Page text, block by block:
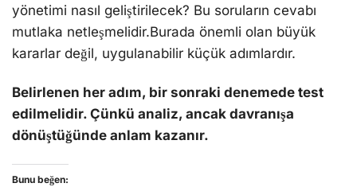
yönetimi nasıl geliştirilecek? Bu soruların cevabı
mutlaka netleşmelidir.Burada önemli olan büyük
kararlar değil, uygulanabilir küçük adımlardır.
Belirlenen her adım, bir sonraki denemede test
edilmelidir. Çünkü analiz, ancak davranışa
dönüştüğünde anlam kazanır.
Bunu beğen: